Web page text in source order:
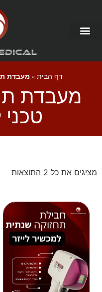
דף הבית » מעבדת
מעבדת
מציגים את כל ⁦2⁩ התוצאות